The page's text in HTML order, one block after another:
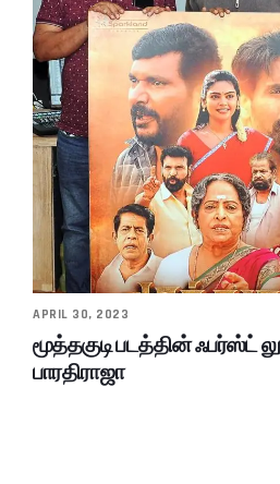
APRIL 30, 2023
மூத்தகுடி படத்தின் ஃபர்ஸ்ட்
பாரதிராஜா